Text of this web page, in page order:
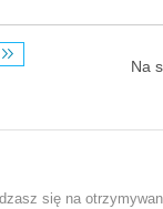
Na
się na